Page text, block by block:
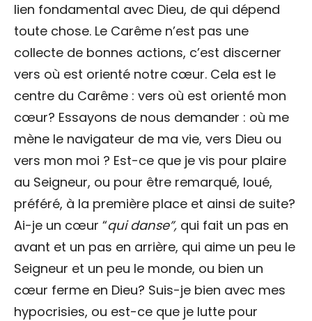
lien fondamental avec Dieu, de qui dépend
toute chose. Le Carême n’est pas une
collecte de bonnes actions, c’est discerner
vers où est orienté notre cœur. Cela est le
centre du Carême : vers où est orienté mon
cœur? Essayons de nous demander : où me
mène le navigateur de ma vie, vers Dieu ou
vers mon moi ? Est-ce que je vis pour plaire
au Seigneur, ou pour être remarqué, loué,
préféré, à la première place et ainsi de suite?
Ai-je un cœur “qui danse”, qui fait un pas en
avant et un pas en arrière, qui aime un peu le
Seigneur et un peu le monde, ou bien un
cœur ferme en Dieu? Suis-je bien avec mes
hypocrisies, ou est-ce que je lutte pour